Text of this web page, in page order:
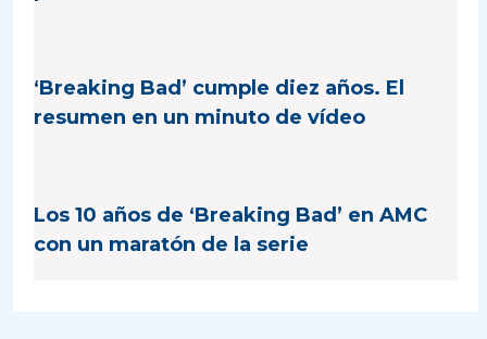
‘Breaking Bad’ cumple diez años. El
resumen en un minuto de vídeo
Los 10 años de ‘Breaking Bad’ en AMC
con un maratón de la serie